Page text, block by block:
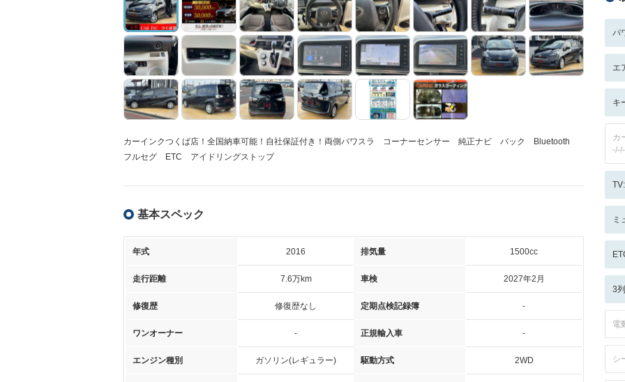
カーインクつくば店！全国納車可能！自社保証付き！両側パワスラ コーナーセンサー 純正ナビ バック Bluetooth
フルセグ ETC アイドリングストップ
基本スペック
年式 2016 排気量 1500cc
走行距離 7.6万km 車検 2027年2月
修復歴 修復歴なし 定期点検記録簿 -
ワンオーナー - 正規輸入車 -
エンジン種別 ガソリン(レギュラー) 駆動方式 2WD
パ
エ
キ
カ
ミ
3
電
シ